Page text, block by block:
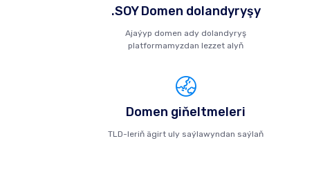
.SOY Domen dolandyryşy
Ajaýyp domen ady dolandyryş
platformamyzdan lezzet alyň
Domen giňeltmeleri
TLD-leriň ägirt uly saýlawyndan saýlaň